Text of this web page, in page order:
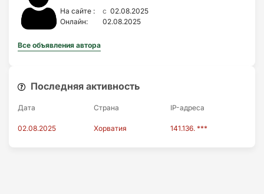
На сайте : c 02.08.2025
Онлайн:
02.08.2025
Все объявления автора
Последняя активность
Дата Страна IP-адресa
02.08.2025 Хорватия 141.136. ***